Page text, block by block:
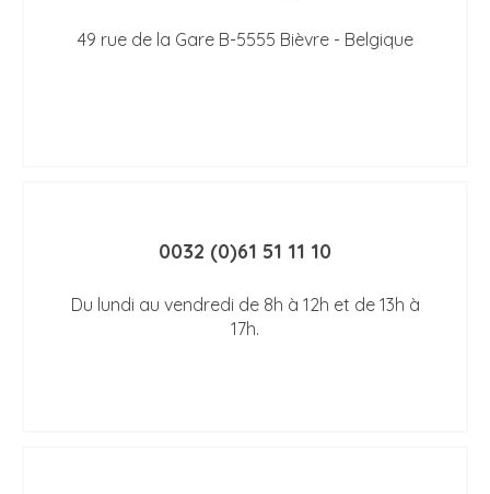
49 rue de la Gare B-5555 Bièvre - Belgique
0032 (0)61 51 11 10
Du lundi au vendredi de 8h à 12h et de 13h à
17h.